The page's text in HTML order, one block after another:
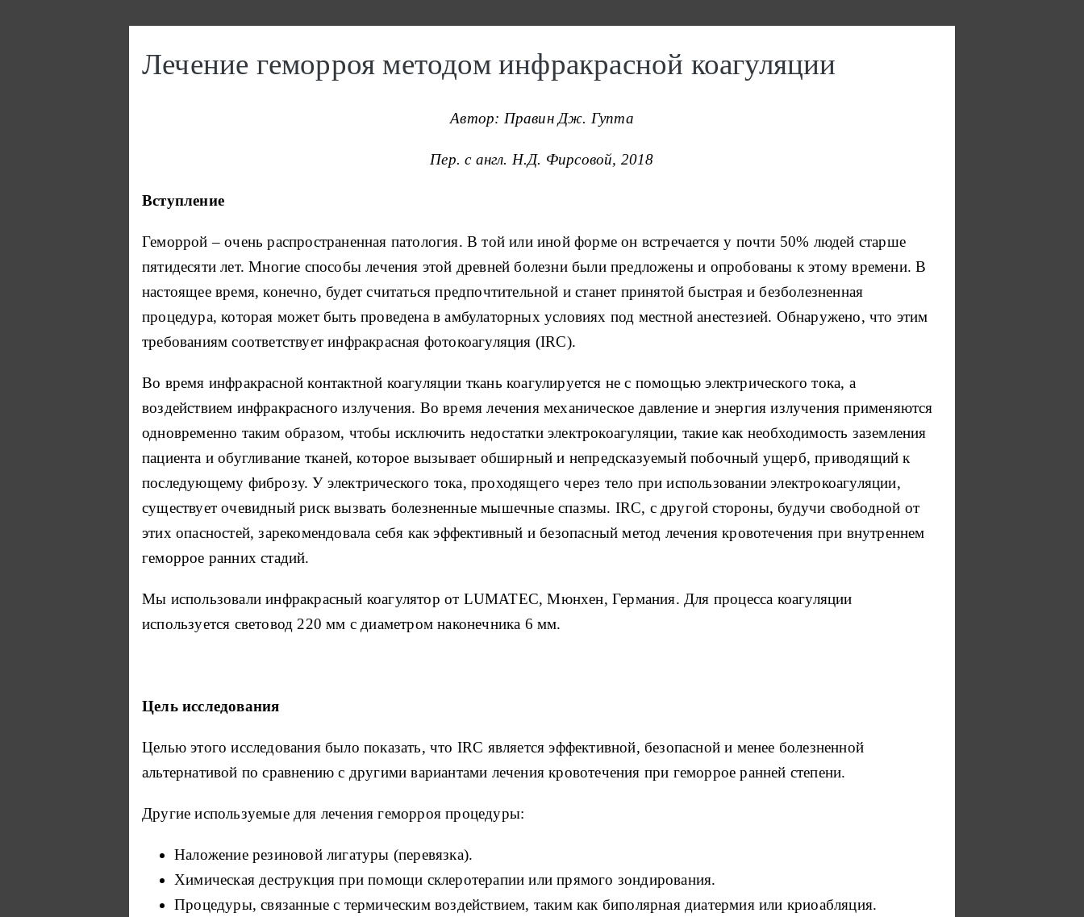
Лечение геморроя методом инфракрасной коагуляции
Автор: Правин Дж. Гупта
Пер. с англ. Н.Д. Фирсовой, 2018
Вступление
Геморрой – очень распространенная патология. В той или иной форме он встречается у почти 50% людей старше
пятидесяти лет. Многие способы лечения этой древней болезни были предложены и опробованы к этому времени. В
настоящее время, конечно, будет считаться предпочтительной и станет принятой быстрая и безболезненная
процедура, которая может быть проведена в амбулаторных условиях под местной анестезией. Обнаружено, что этим
требованиям соответствует инфракрасная фотокоагуляция (IRC).
Во время инфракрасной контактной коагуляции ткань коагулируется не с помощью электрического тока, а
воздействием инфракрасного излучения. Во время лечения механическое давление и энергия излучения применяются
одновременно таким образом, чтобы исключить недостатки электрокоагуляции, такие как необходимость заземления
пациента и обугливание тканей, которое вызывает обширный и непредсказуемый побочный ущерб, приводящий к
последующему фиброзу. У электрического тока, проходящего через тело при использовании электрокоагуляции,
существует очевидный риск вызвать болезненные мышечные спазмы. IRC, с другой стороны, будучи свободной от
этих опасностей, зарекомендовала себя как эффективный и безопасный метод лечения кровотечения при внутреннем
геморрое ранних стадий.
Мы использовали инфракрасный коагулятор от LUMATEC, Мюнхен, Германия. Для процесса коагуляции
используется световод 220 мм с диаметром наконечника 6 мм.
Цель исследования
Целью этого исследования было показать, что IRC является эффективной, безопасной и менее болезненной
альтернативой по сравнению с другими вариантами лечения кровотечения при геморрое ранней степени.
Другие используемые для лечения геморроя процедуры:
Наложение резиновой лигатуры (перевязка).
Химическая деструкция при помощи склеротерапии или прямого зондирования.
Процедуры, связанные с термическим воздействием, таким как биполярная диатермия или криоабляция.